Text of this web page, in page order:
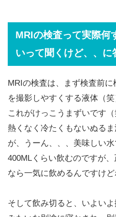
MRIの検査って実際何
いって聞くけど、、に
MRIの検査は、まず検査前
を撮影しやすくする液体（
これがけっこうまずいです（
熱くなく冷たくもないぬる
が、うーん、、、美味しい
400MLくらい飲むのですが
なら一気に飲めるんですけど
そして飲み切ると、いよい